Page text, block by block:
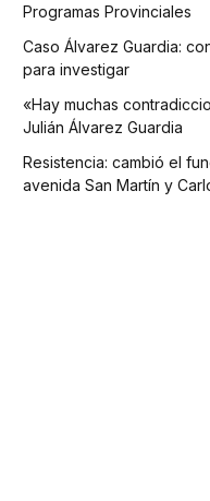
Programas Provinciales
Caso Álvarez Guardia:
para investigar
«Hay muchas
Julián Álvarez Guardia
Resistencia: cambió el
avenida San Martín y